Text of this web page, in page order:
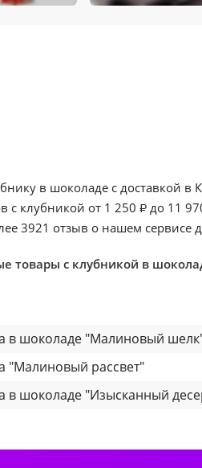
в шоколаде с доставкой
с клубникой от 1 250 ₽ до 11
3921 отзыв о нашем сервисе
товары с клубникой в
в шоколаде "Малиновый
"Малиновый рассвет"
в шоколаде "Изысканный